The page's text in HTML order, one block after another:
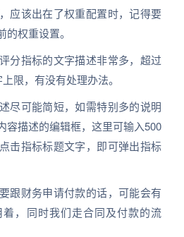
应该出在了权重配置时，记得要
权重设置。
分指标的文字描述非常多，超过
限，有没有处理办法。
尽可能简短，如需特别多的说明
容描述的编辑框，这里可输入500
击指标标题文字，即可弹出指标
跟财务申请付款的话，可能会有
，同时我们走合同及付款的流